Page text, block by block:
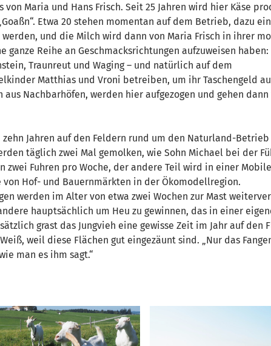
Maria und Hans Frisch. Seit 25 Jahren wird hier Käse
Etwa 20 stehen momentan auf dem Betrieb, dazu
und die Milch wird dann von Maria Frisch in ihrer
Reihe an Geschmacksrichtungen aufzuweisen haben:
Traunreut und Waging – und natürlich auf dem
Matthias und Vroni betreiben, um ihr Taschengeld
Nachbarhöfen, werden hier aufgezogen und gehen
Jahren auf den Feldern rund um den Naturland-
täglich zwei Mal gemolken, wie Sohn Michael bei der
Fuhren pro Woche, der andere Teil wird in einer
Hof- und Bauernmärkten in der Ökomodellregion.
werden im Alter von etwa zwei Wochen zur Mast
hauptsächlich um Heu zu gewinnen, das in einer
grast das Jungvieh eine gewisse Zeit im Jahr auf den
weil diese Flächen gut eingezäunt sind. „Nur das
man es ihm sagt.“